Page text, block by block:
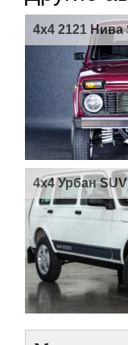
4x4 2121 Нива
4x4 Урбан SUV